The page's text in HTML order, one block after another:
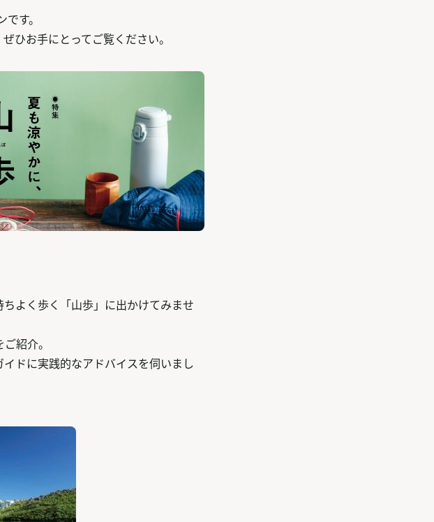
す。
ひお手にとってご覧ください。
よく歩く「山歩」に出かけてみませ
紹介。
ドに実践的なアドバイスを伺いまし